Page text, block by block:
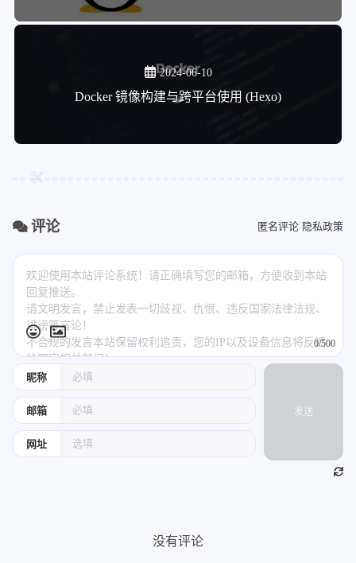
2024-06-10
Docker 镜像构建与跨平台使用 (Hexo)
评论 匿名评论 隐私政策
昵称
邮箱
网址
0/500
发送
没有评论